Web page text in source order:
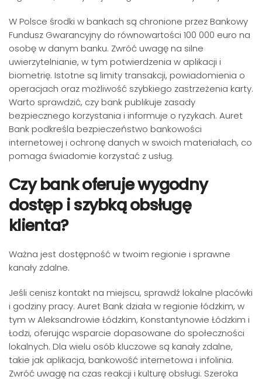
W Polsce środki w bankach są chronione przez Bankowy
Fundusz Gwarancyjny do równowartości 100 000 euro na
osobę w danym banku. Zwróć uwagę na silne
uwierzytelnianie, w tym potwierdzenia w aplikacji i
biometrię. Istotne są limity transakcji, powiadomienia o
operacjach oraz możliwość szybkiego zastrzeżenia karty.
Warto sprawdzić, czy bank publikuje zasady
bezpiecznego korzystania i informuje o ryzykach. Auret
Bank podkreśla bezpieczeństwo bankowości
internetowej i ochronę danych w swoich materiałach, co
pomaga świadomie korzystać z usług.
Czy bank oferuje wygodny
dostęp i szybką obsługę
klienta?
Ważna jest dostępność w twoim regionie i sprawne
kanały zdalne.
Jeśli cenisz kontakt na miejscu, sprawdź lokalne placówki
i godziny pracy. Auret Bank działa w regionie łódzkim, w
tym w Aleksandrowie Łódzkim, Konstantynowie Łódzkim i
Łodzi, oferując wsparcie dopasowane do społeczności
lokalnych. Dla wielu osób kluczowe są kanały zdalne,
takie jak aplikacja, bankowość internetowa i infolinia.
Zwróć uwagę na czas reakcji i kulturę obsługi. Szeroka